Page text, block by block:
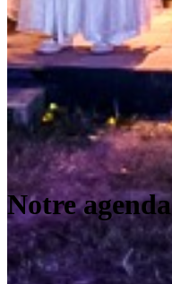
Notre agenda